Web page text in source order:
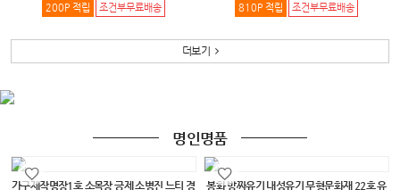
200P 적립 조건부무료배송 810P 적립 조건부무료배송
더보기
명인명품
가구제작명장1호 소목장 긍제 소병진 느티 경
봉화 방짜유기 내성유기 무형문화재 22호 유